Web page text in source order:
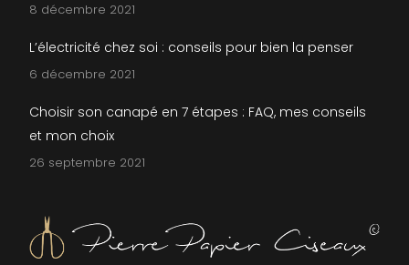
8 décembre 2021
L’électricité chez soi : conseils pour bien la penser
6 décembre 2021
Choisir son canapé en 7 étapes : FAQ, mes conseils
et mon choix
26 septembre 2021